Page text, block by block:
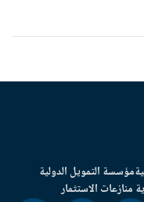
التمويل الدولية
الاستثمار